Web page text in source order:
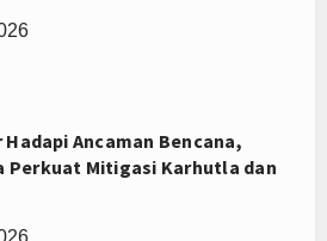
Ancaman Bencana,
Perkuat Mitigasi Karhutla dan